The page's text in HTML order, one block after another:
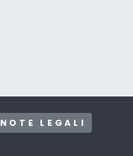
NOTE LEGALI